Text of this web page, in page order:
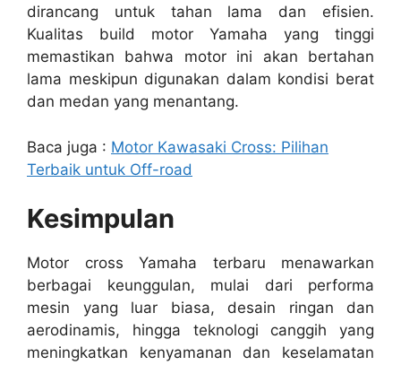
dirancang untuk tahan lama dan efisien.
Kualitas build motor Yamaha yang tinggi
memastikan bahwa motor ini akan bertahan
lama meskipun digunakan dalam kondisi berat
dan medan yang menantang.
Baca juga : Motor Kawasaki Cross: Pilihan
Terbaik untuk Off-road
Kesimpulan
Motor cross Yamaha terbaru menawarkan
berbagai keunggulan, mulai dari performa
mesin yang luar biasa, desain ringan dan
aerodinamis, hingga teknologi canggih yang
meningkatkan kenyamanan dan keselamatan